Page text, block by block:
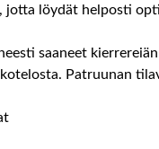
jotta löydät helposti
saaneet
Patruunan